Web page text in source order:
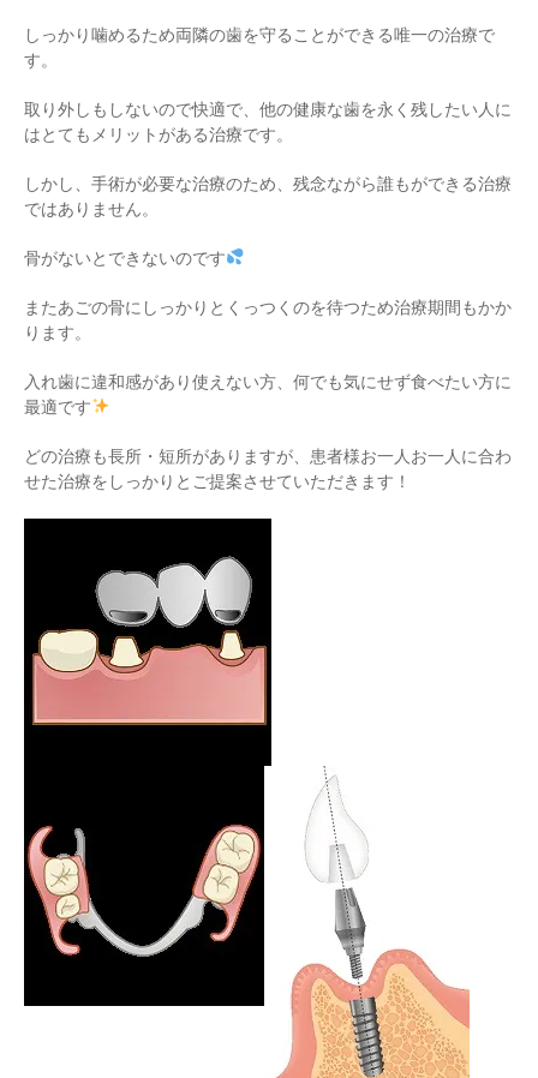
しっかり噛めるため両隣の歯を守ることができる唯一の治療で
す。
取り外しもしないので快適で、他の健康な歯を永く残したい人に
はとてもメリットがある治療です。
しかし、手術が必要な治療のため、残念ながら誰もができる治療
ではありません。
骨がないとできないのです
またあごの骨にしっかりとくっつくのを待つため治療期間もかか
ります。
入れ歯に違和感があり使えない方、何でも気にせず食べたい方に
最適です
どの治療も長所・短所がありますが、患者様お一人お一人に合わ
せた治療をしっかりとご提案させていただきます！